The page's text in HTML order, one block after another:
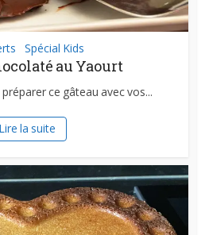
Spécial Kids
au Yaourt
ce gâteau avec vos...
Lire la suite